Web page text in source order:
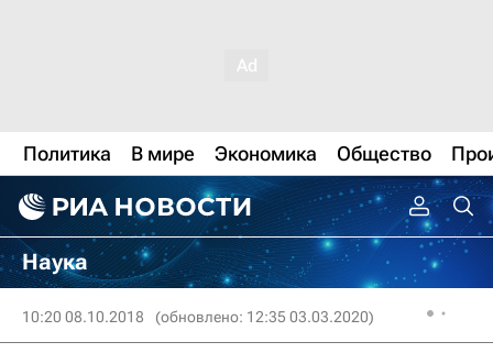
Политика В мире Экономика Общество
Наука
10:20 08.10.2018 (обновлено: 12:35 03.03.2020)